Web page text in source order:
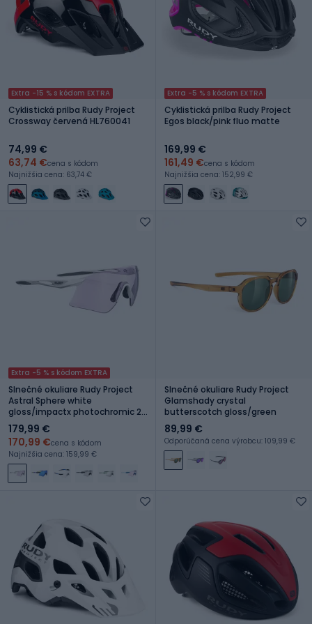
Extra -15 % s kódom EXTRA
Cyklistická prilba Rudy Project
Crossway červená HL760041
74,99 €
63,74 €cena s kódom
Najnižšia cena: 63,74 €
Extra -5 % s kódom EXTRA
Cyklistická prilba Rudy Project
Egos black/pink fluo matte
169,99 €
161,49 €cena s kódom
Najnižšia cena: 152,99 €
Extra -5 % s kódom EXTRA
Slnečné okuliare Rudy Project
Astral Sphere white
gloss/impactx photochromic 2
laser purple
179,99 €
170,99 €cena s kódom
Najnižšia cena: 159,99 €
Slnečné okuliare Rudy Project
Glamshady crystal
butterscotch gloss/green
89,99 €
Odporúčaná cena výrobcu: 109,99 €